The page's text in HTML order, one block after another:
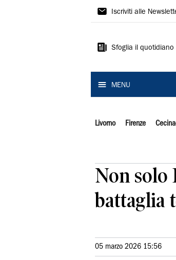
Il
Iscriviti alle
Sfoglia il quotidiano
MENU
Livorno Firenze
Non solo
battaglia
05 marzo 2026 15:56